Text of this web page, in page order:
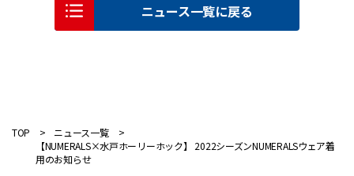
ニュース一覧に戻る
TOP
ニュース一覧
【NUMERALS×水戸ホーリーホック】 2022シーズンNUMERALSウェア着
用のお知らせ